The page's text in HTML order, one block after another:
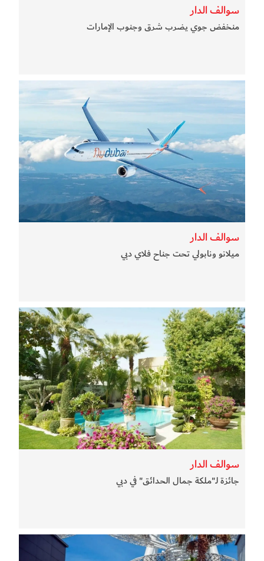
سوالف الدار
منخفض جوي يضرب شرق وجنوب الإمارات
سوالف الدار
ميلانو ونابولي تحت جناح فلاي دبي
سوالف الدار
جائزة لـ"ملكة جمال الحدائق" في دبي